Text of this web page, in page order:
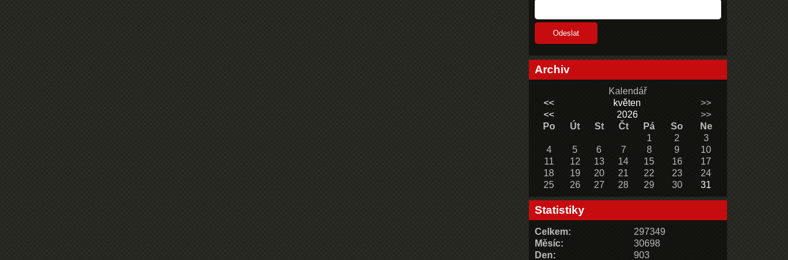
Archiv
Kalendář
<<
květen
>>
<<
2026
>>
Po
Út St Čt Pá So
Ne
1
2
3
4
5 6 7 8 9
10
11
12 13 14 15 16
17
18
19 20 21 22 23
24
25
26 27 28 29 30 31
Statistiky
Celkem:
297349
Měsíc:
30698
Den:
903